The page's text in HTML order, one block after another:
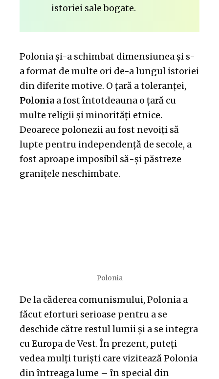
istoriei sale bogate.
Polonia și-a schimbat dimensiunea și s-
a format de multe ori de-a lungul istoriei
din diferite motive. O țară a toleranței,
Polonia a fost întotdeauna o țară cu
multe religii și minorități etnice.
Deoarece polonezii au fost nevoiți să
lupte pentru independență de secole, a
fost aproape imposibil să-și păstreze
granițele neschimbate.
Polonia
De la căderea comunismului, Polonia a
făcut eforturi serioase pentru a se
deschide către restul lumii și a se integra
cu Europa de Vest. În prezent, puteți
vedea mulți turiști care vizitează Polonia
din întreaga lume – în special din